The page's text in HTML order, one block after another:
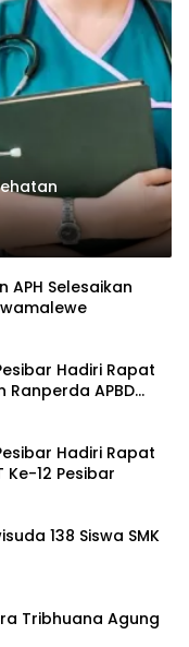
APH Selesaikan
Hadiri Rapat
Ranperda APBD
Hadiri Rapat
Ke-12 Pesibar
138 Siswa SMK
Tribhuana Agung